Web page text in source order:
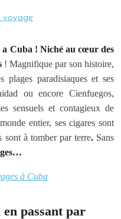
voyage
a Cuba ! Niché au cœur des
! Magnifique par son histoire,
plages paradisiaques et ses
ou encore Cienfuegos,
sensuels et contagieux de
entier, ses cigares sont
sont à tomber par terre. Sans
à Cuba
passant par